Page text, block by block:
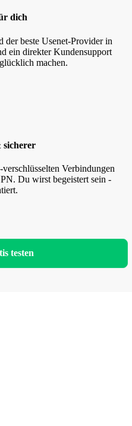
dich
beste Usenet-Provider in
ein direkter Kundensupport
machen.
sicherer
Verbindungen
Du wirst begeistert sein -
testen